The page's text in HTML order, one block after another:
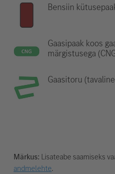
Bensiin
Gaasipaak koos
märgistusega
Gaasitoru
Märkus: Lisateabe saamiseks
andmelehte.